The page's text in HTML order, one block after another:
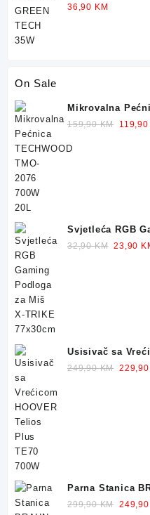
Ocjenjeno
5.00od 5
36,90 KM
On Sale
Mikrovalna
700W 20L
159,90KM 119,90
Svjetleća RGB
TRIKE 77x30cm
32,90KM Original
23,90
Usisivač sa Vrećicom
TE70 700W
249,90KM 229,90
Parna Stanica
299,90KM 249,90